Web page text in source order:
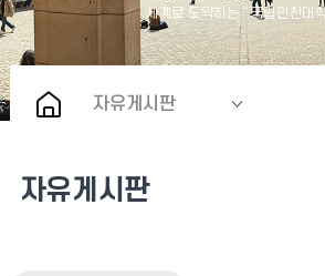
자유게시판
자유게시판